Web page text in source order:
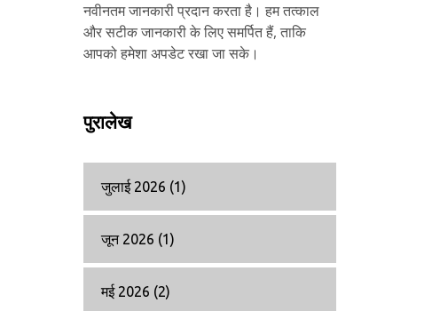
नवीनतम जानकारी प्रदान करता है। हम तत्काल
और सटीक जानकारी के लिए समर्पित हैं, ताकि
आपको हमेशा अपडेट रखा जा सके।
पुरालेख
जुलाई 2026 (1)
जून 2026 (1)
मई 2026 (2)